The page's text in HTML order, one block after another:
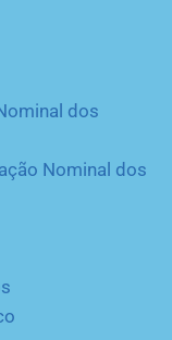
dos
Nominal dos